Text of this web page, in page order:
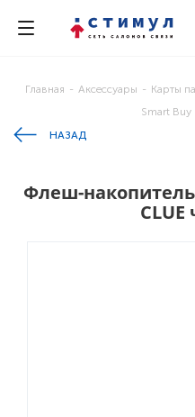
Главная - Аксессуары - Карты
Smart Buy
НАЗАД
Флеш-накопитель